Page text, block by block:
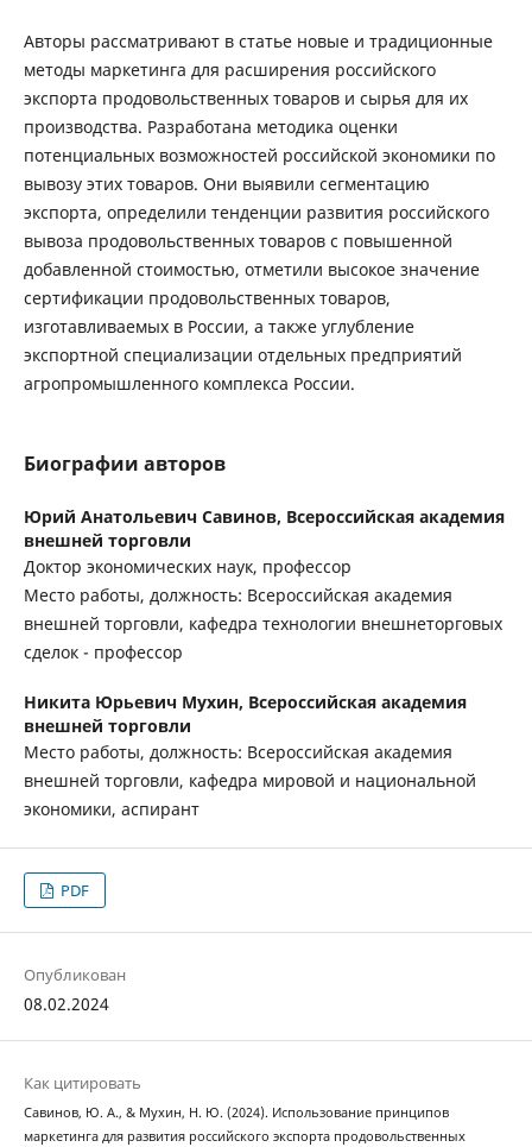
Авторы рассматривают в статье новые и традиционные
методы маркетинга для расширения российского
экспорта продовольственных товаров и сырья для их
производства. Разработана методика оценки
потенциальных возможностей российской экономики по
вывозу этих товаров. Они выявили сегментацию
экспорта, определили тенденции развития российского
вывоза продовольственных товаров с повышенной
добавленной стоимостью, отметили высокое значение
сертификации продовольственных товаров,
изготавливаемых в России, а также углубление
экспортной специализации отдельных предприятий
агропромышленного комплекса России.
Биографии авторов
Юрий Анатольевич Савинов, Всероссийская академия
внешней торговли
Доктор экономических наук, профессор
Место работы, должность: Всероссийская академия
внешней торговли, кафедра технологии внешнеторговых
сделок - профессор
Никита Юрьевич Мухин, Всероссийская академия
внешней торговли
Место работы, должность: Всероссийская академия
внешней торговли, кафедра мировой и национальной
экономики, аспирант
PDF
Опубликован
08.02.2024
Как цитировать
Савинов, Ю. А., & Мухин, Н. Ю. (2024). Использование принципов
маркетинга для развития российского экспорта продовольственных